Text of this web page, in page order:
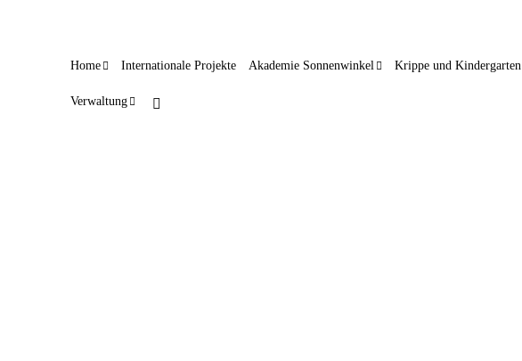
Home Internationale Projekte Akademie Sonnenwinkel Krippe und Kindergarten
Verwaltung